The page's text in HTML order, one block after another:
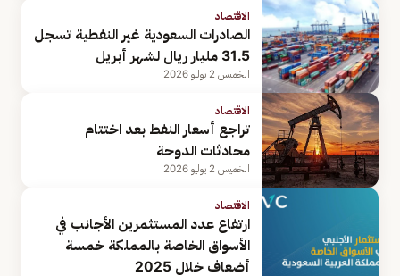
الاقتصاد
الصادرات السعودية غير النفطية تسجل
31.5 مليار ريال لشهر أبريل
الخميس 2 يوليو 2026
الاقتصاد
تراجع أسعار النفط بعد اختتام
محادثات الدوحة
الخميس 2 يوليو 2026
الاقتصاد
ارتفاع عدد المستثمرين الأجانب في
الأسواق الخاصة بالمملكة خمسة
أضعاف خلال 2025